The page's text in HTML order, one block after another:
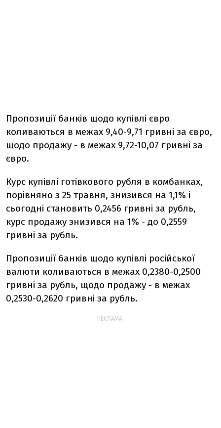
Пропозиції банків щодо купівлі євро
коливаються в межах 9,40-9,71 гривні за євро,
щодо продажу - в межах 9,72-10,07 гривні за
євро.
Курс купівлі готівкового рубля в комбанках,
порівняно з 25 травня, знизився на 1,1% і
сьогодні становить 0,2456 гривні за рубль,
курс продажу знизився на 1% - до 0,2559
гривні за рубль.
Пропозиції банків щодо купівлі російської
валюти коливаються в межах 0,2380-0,2500
гривні за рубль, щодо продажу - в межах
0,2530-0,2620 гривні за рубль.
РЕКЛАМА: